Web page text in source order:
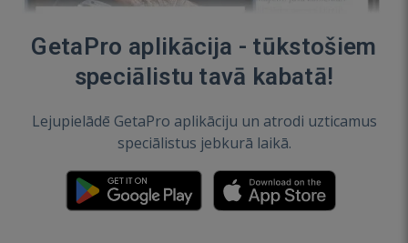
GetaPro aplikācija - tūkstošiem
speciālistu tavā kabatā!
Lejupielādē GetaPro aplikāciju un atrodi uzticamus
speciālistus jebkurā laikā.